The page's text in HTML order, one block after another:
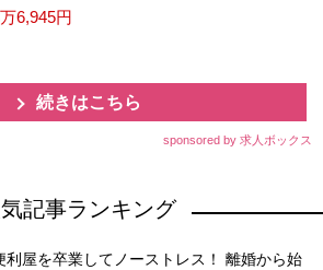
6,945円
続きはこちら
sponsored by 求人ボックス
気記事ランキング
利屋を卒業してノーストレス！ 離婚から始